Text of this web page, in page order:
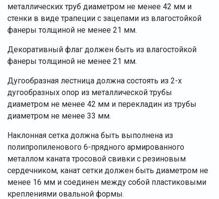
металлических труб диаметром не менее 42 мм и
стенки в виде трапеции с зацепами из влагостойкой
фанеры толщиной не менее 21 мм.
Декоративный флаг должен быть из влагостойкой
фанеры толщиной не менее 21 мм.
Дугообразная лестница должна состоять из 2-х
дугообразных опор из металлической трубы
диаметром не менее 42 мм и перекладин из трубы
диаметром не менее 33 мм.
Наклонная сетка должна быть выполнена из
полипропиленового 6-прядного армированного
металлом каната тросовой свивки с резиновым
сердечником, канат сетки должен быть диаметром не
менее 16 мм и соединен между собой пластиковыми
креплениями овальной формы.